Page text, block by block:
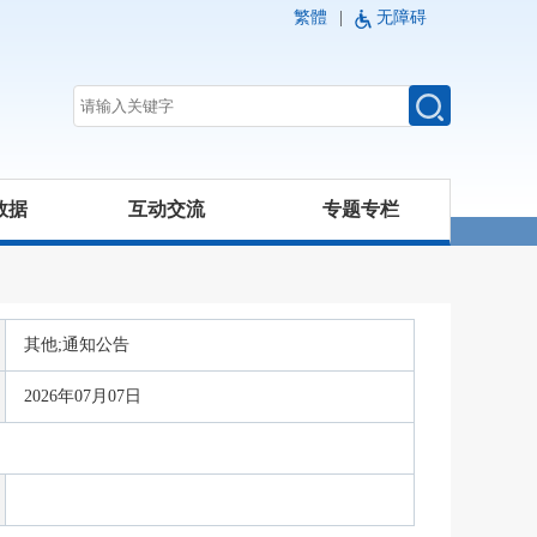
繁體 无障碍
据 互动交流 专题专栏
其他;通知公告
2026年07月07日